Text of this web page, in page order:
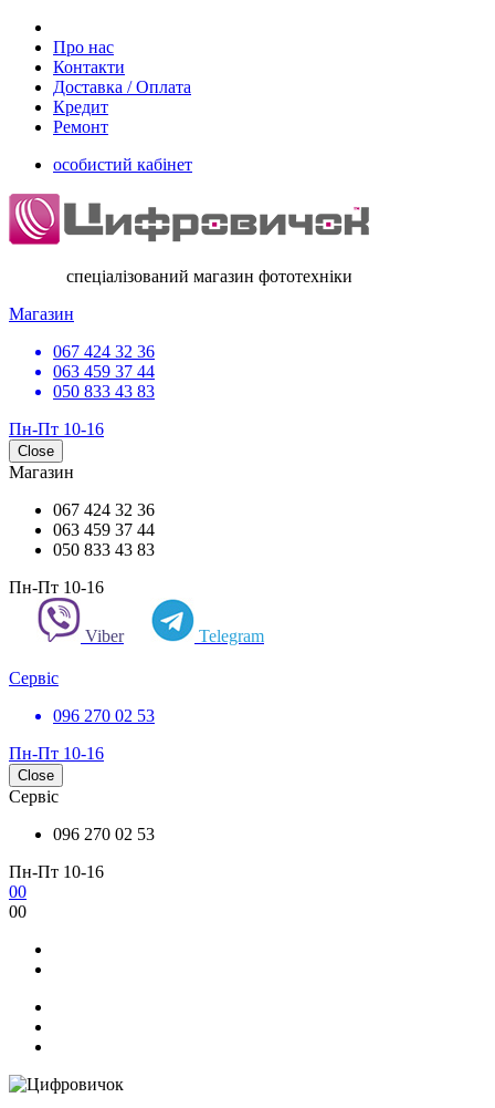
Про нас
Контакти
Доставка / Оплата
Кредит
Ремонт
особистий кабінет
спеціалізований магазин фототехніки
Магазин
067 424 32 36
063 459 37 44
050 833 43 83
Пн-Пт 10-16
Close
Магазин
067 424 32 36
063 459 37 44
050 833 43 83
Пн-Пт 10-16
Viber Telegram
Сервіс
096 270 02 53
Пн-Пт 10-16
Close
Сервіс
096 270 02 53
Пн-Пт 10-16
00
00